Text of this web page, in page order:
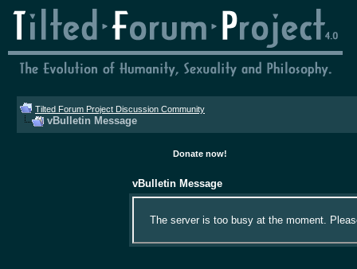
Tilted Forum Project Discussion Community
vBulletin Message
Donate now!
vBulletin Message
The server is too busy at the moment.